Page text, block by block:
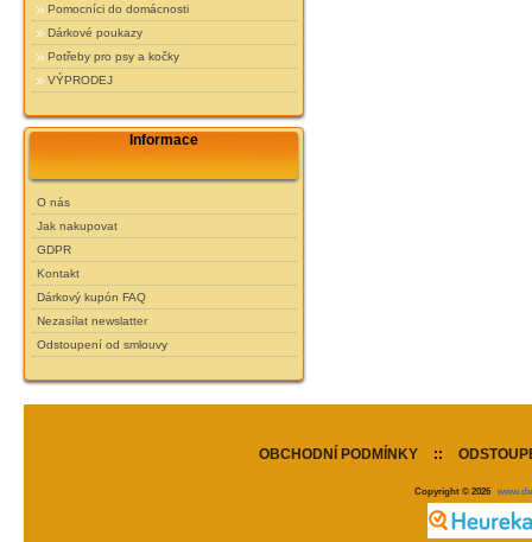
Pomocníci do domácnosti
Dárkové poukazy
Potřeby pro psy a kočky
VÝPRODEJ
Informace
O nás
Jak nakupovat
GDPR
Kontakt
Dárkový kupón FAQ
Nezasílat newslatter
Odstoupení od smlouvy
OBCHODNÍ PODMÍNKY ::
Copyright © 2026